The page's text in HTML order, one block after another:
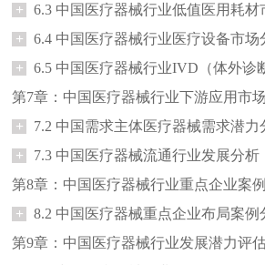
+
6.3 中国医疗器械行业低值医用耗材
+
6.4 中国医疗器械行业医疗设备市场
+
6.5 中国医疗器械行业IVD（体外诊
第7章：中国医疗器械行业下游应用市
+
7.2 中国需求主体医疗器械需求潜力
+
7.3 中国医疗器械流通行业发展分析
第8章：中国医疗器械行业重点企业案
+
8.2 中国医疗器械重点企业布局案例
第9章：中国医疗器械行业发展潜力评